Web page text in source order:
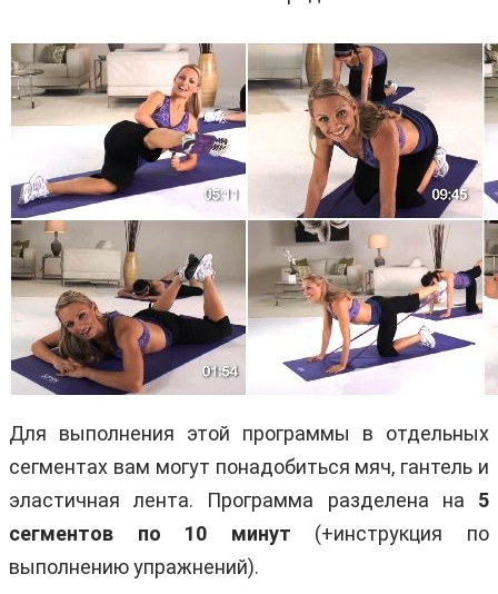
Для выполнения этой программы в отдельных
сегментах вам могут понадобиться мяч, гантель и
эластичная лента. Программа разделена на 5
сегментов по 10 минут (+инструкция по
выполнению упражнений).